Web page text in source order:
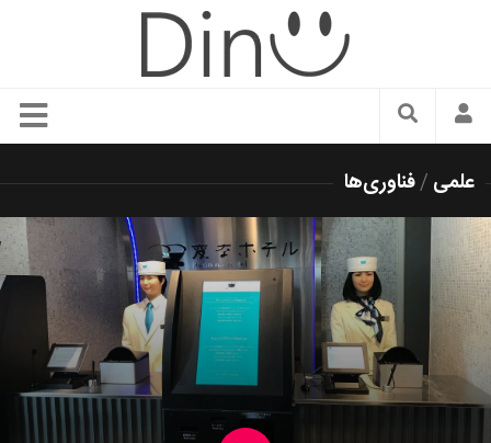
سبک زندگی
زیبایی و آرایش
شیک پوشی
دکوراسیون و چیدمان
غذا
رستوران گردی
علمی /فناوری‌ها